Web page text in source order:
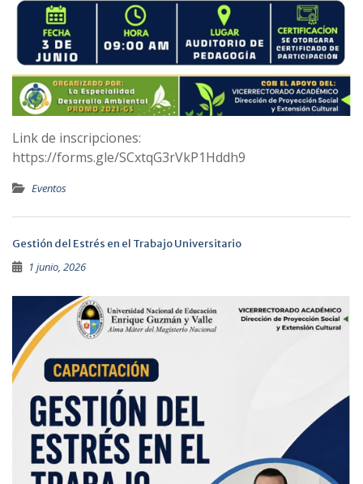
Link de inscripciones:
https://forms.gle/SCxtqG3rVkP1Hddh9
Eventos
Gestión del Estrés en el Trabajo Universitario
1 junio, 2026